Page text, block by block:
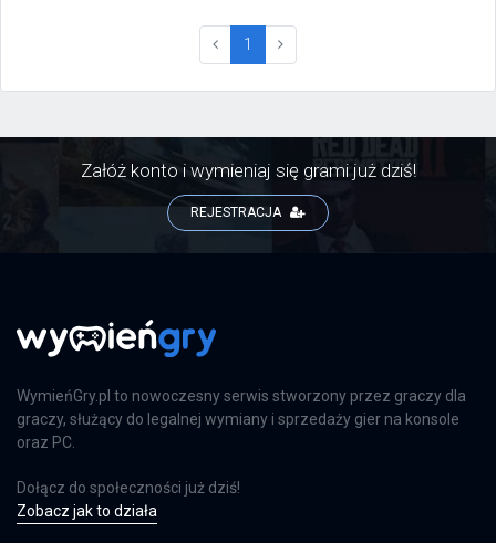
1 (current)
Załóż konto i wymieniaj się grami już dziś!
REJESTRACJA
WymieńGry.pl to nowoczesny serwis stworzony przez graczy dla
graczy, służący do legalnej wymiany i sprzedaży gier na konsole
oraz PC.
Dołącz do społeczności już dziś!
Zobacz jak to działa